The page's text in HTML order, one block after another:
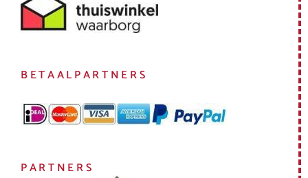
BETAALPARTNERS
PARTNERS